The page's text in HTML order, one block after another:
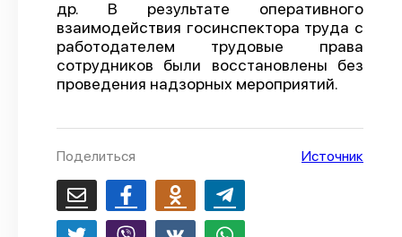
Политика конфиденциальности
др. В результате оперативного
взаимодействия госинспектора труда с
работодателем трудовые права
сотрудников были восстановлены без
проведения надзорных мероприятий.
Поделиться Источник